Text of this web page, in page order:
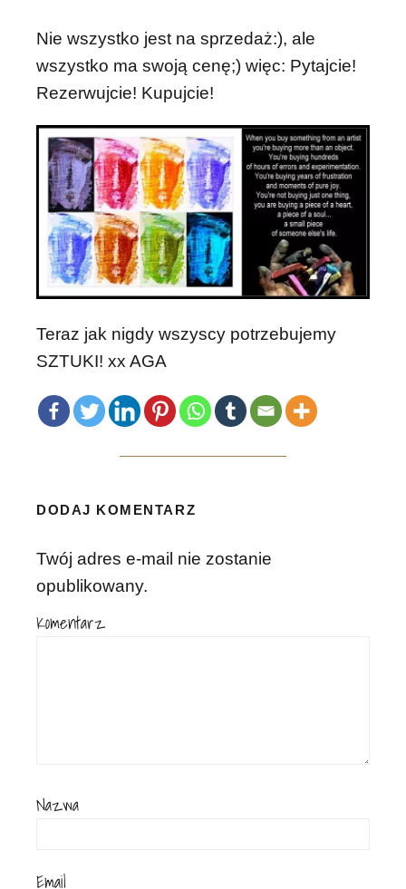
Nie wszystko jest na sprzedaż:), ale
wszystko ma swoją cenę;) więc: Pytajcie!
Rezerwujcie! Kupujcie!
Teraz jak nigdy wszyscy potrzebujemy
SZTUKI! xx AGA
DODAJ KOMENTARZ
Twój adres e-mail nie zostanie
opublikowany.
Komentarz
Nazwa
Email